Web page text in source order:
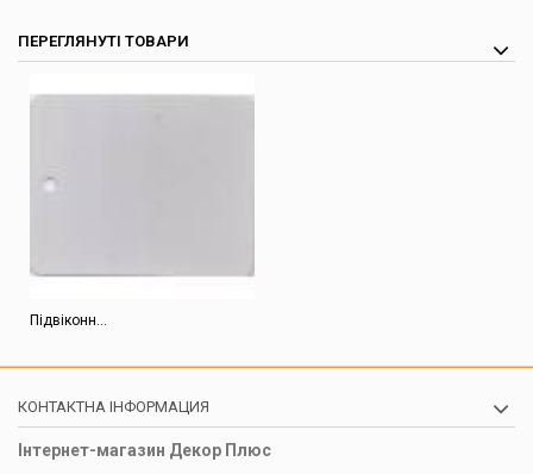
ПЕРЕГЛЯНУТІ ТОВАРИ
Підвіконн...
КОНТАКТНА ІНФОРМАЦИЯ
Інтернет-магазин Декор Плюс